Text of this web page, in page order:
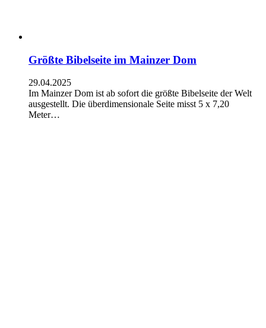
Größte Bibelseite im Mainzer Dom
29.04.2025
Im Mainzer Dom ist ab sofort die größte Bibelseite der Welt
ausgestellt. Die überdimensionale Seite misst 5 x 7,20
Meter…